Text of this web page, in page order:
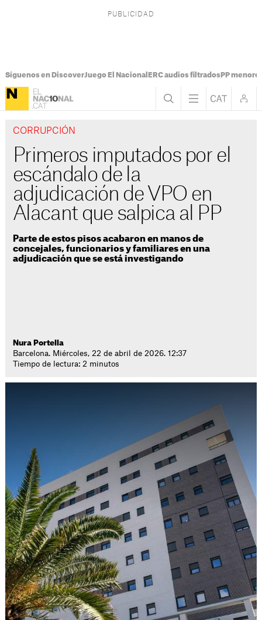
Síguenos en DiscoverJuego El Nacional ERC audios filtradosPP
CORRUPCIÓN
Primeros imputados por el
escándalo de la
adjudicación de VPO en
Alacant que salpica al PP
Parte de estos pisos acabaron en manos de
concejales, funcionarios y familiares en una
adjudicación que se está investigando
Nura Portella
Barcelona. Miércoles, 22 de abril de 2026. 12:37
Tiempo de lectura: 2 minutos